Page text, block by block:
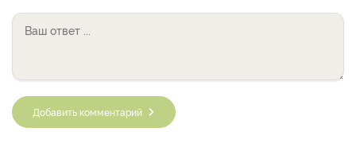
Добавить комментарий